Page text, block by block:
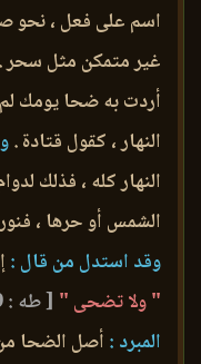
اسم على فعل ، نحو
غير متمكن مثل سحر .
أردت به ضحا يومك لم
النهار ، كقول قتادة .
النهار كله ، فذلك
الشمس أو حرها ،
وقد استدل من قال :
" ولا تضحى " [ طه : 119 ]
المبرد : أصل الضحا